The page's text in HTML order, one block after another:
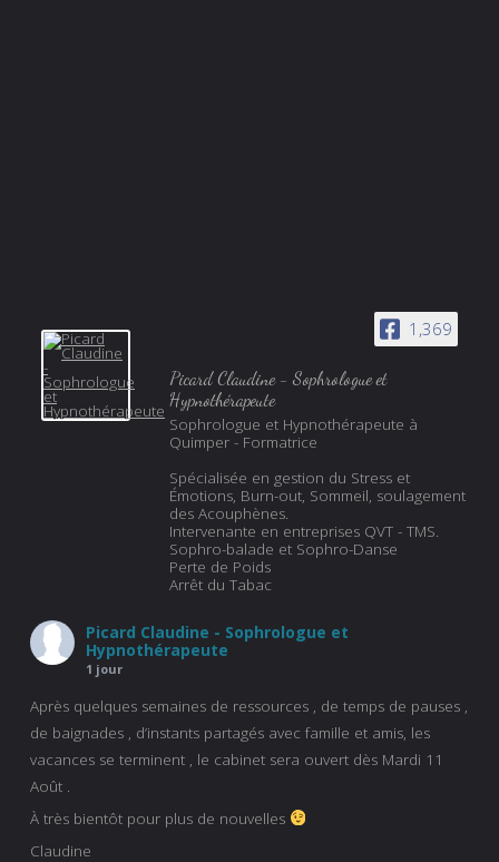
1,369
Picard Claudine - Sophrologue et
Hypnothérapeute
Sophrologue et Hypnothérapeute à
Quimper - Formatrice
Spécialisée en gestion du Stress et
Émotions, Burn-out, Sommeil, soulagement
des Acouphènes.
Intervenante en entreprises QVT - TMS.
Sophro-balade et Sophro-Danse
Perte de Poids
Arrêt du Tabac
Picard Claudine - Sophrologue et
Hypnothérapeute
1 jour
Après quelques semaines de ressources , de temps de pauses ,
de baignades , d’instants partagés avec famille et amis, les
vacances se terminent , le cabinet sera ouvert dès Mardi 11
Août .
À très bientôt pour plus de nouvelles
Claudine